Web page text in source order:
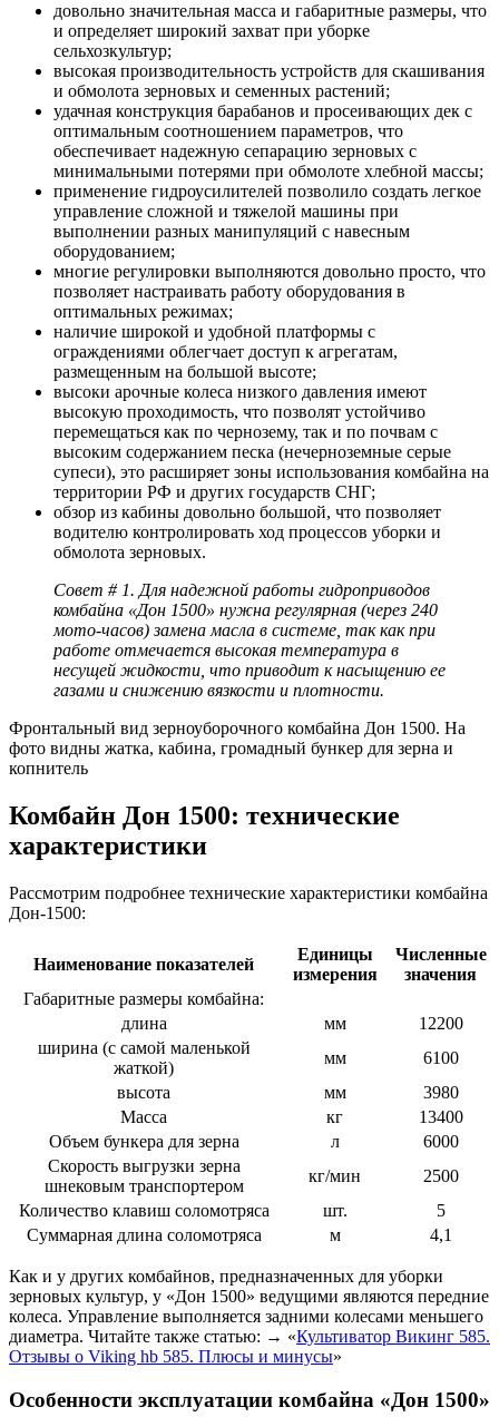
довольно значительная масса и габаритные размеры, что
и определяет широкий захват при уборке
сельхозкультур;
высокая производительность устройств для скашивания
и обмолота зерновых и семенных растений;
удачная конструкция барабанов и просеивающих дек с
оптимальным соотношением параметров, что
обеспечивает надежную сепарацию зерновых с
минимальными потерями при обмолоте хлебной массы;
применение гидроусилителей позволило создать легкое
управление сложной и тяжелой машины при
выполнении разных манипуляций с навесным
оборудованием;
многие регулировки выполняются довольно просто, что
позволяет настраивать работу оборудования в
оптимальных режимах;
наличие широкой и удобной платформы с
ограждениями облегчает доступ к агрегатам,
размещенным на большой высоте;
высоки арочные колеса низкого давления имеют
высокую проходимость, что позволят устойчиво
перемещаться как по чернозему, так и по почвам с
высоким содержанием песка (нечерноземные серые
супеси), это расширяет зоны использования комбайна на
территории РФ и других государств СНГ;
обзор из кабины довольно большой, что позволяет
водителю контролировать ход процессов уборки и
обмолота зерновых.
Совет # 1. Для надежной работы гидроприводов
комбайна «Дон 1500» нужна регулярная (через 240
мото-часов) замена масла в системе, так как при
работе отмечается высокая температура в
несущей жидкости, что приводит к насыщению ее
газами и снижению вязкости и плотности.
Фронтальный вид зерноуборочного комбайна Дон 1500. На
фото видны жатка, кабина, громадный бункер для зерна и
копнитель
Комбайн Дон 1500: технические
характеристики
Рассмотрим подробнее технические характеристики комбайна
Дон-1500:
Наименование показателей
Единицы
измерения
Численные
значения
Габаритные размеры комбайна:
длина
мм
12200
ширина (с самой маленькой
жаткой)
мм
6100
высота
мм
3980
Масса
кг
13400
Объем бункера для зерна
л
6000
Скорость выгрузки зерна
шнековым транспортером
кг/мин
2500
Количество клавиш соломотряса
шт.
5
Суммарная длина соломотряса
м 4,1
Как и у других комбайнов, предназначенных для уборки
зерновых культур, у «Дон 1500» ведущими являются передние
колеса. Управление выполняется задними колесами меньшего
диаметра. Читайте также статью: → «Культиватор Викинг 585.
Отзывы о Viking hb 585. Плюсы и минусы»
Особенности эксплуатации комбайна «Дон 1500»